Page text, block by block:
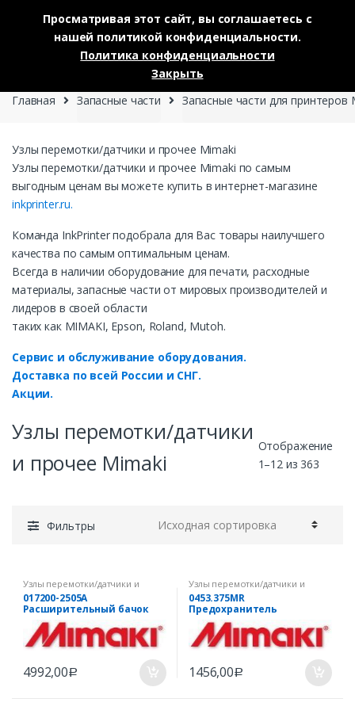
Skip to navigation
Skip to content
Главная Запасные части Запасные части для принтеров
Узлы перемотки/датчики и прочее Mimaki
Узлы перемотки/датчики и прочее Mimaki по самым
выгодным ценам вы можете купить в интернет-магазине
inkprinter.ru.
Команда InkPrinter подобрала для Вас товары наилучшего
качества по самым оптимальным ценам.
Всегда в наличии оборудование для печати, расходные
материалы, запасные части от мировых производителей и
лидеров в своей области
таких как MIMAKI, Epson, Roland, Mutoh.
Сервис и обслуживание оборудования.
Доставка по всей России и СНГ.
Акции.
Узлы перемотки/датчики
и прочее Mimaki
Отображение
1–12 из 363
Фильтры
Узлы перемотки/датчики и
прочее Mimaki
017200-2505A
Расширительный бачок
системы дегазации
JFX200/JFX500
4992,00Р
Узлы перемотки/датчики и
прочее Mimaki
0453.375MR
Предохранитель
материнской платы
(0453.375MR)
1456,00Р
Просматривая этот сайт, вы соглашаетесь с
нашей политикой конфиденциальности.
Политика конфиденциальности
Закрыть